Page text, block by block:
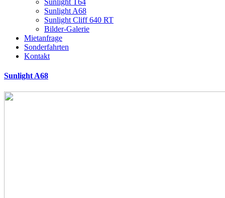
Sunlight T64
Sunlight A68
Sunlight Cliff 640 RT
Bilder-Galerie
Mietanfrage
Sonderfahrten
Kontakt
Sunlight A68